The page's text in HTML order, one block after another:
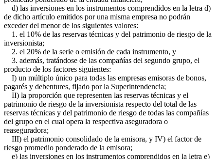
d) las inversiones en los instrumentos comprendidos en la letra d)
de dicho artículo emitidos por una misma empresa no podrán
exceder del menor de los siguientes valores:
1. el 10% de las reservas técnicas y del patrimonio de riesgo de la
inversionista;
2. el 20% de la serie o emisión de cada instrumento, y
3. además, tratándose de las compañías del segundo grupo, el
producto de los factores siguientes:
I) un múltiplo único para todas las empresas emisoras de bonos,
pagarés y debentures, fijado por la Superintendencia;
II) la proporción que representen las reservas técnicas y el
patrimonio de riesgo de la inversionista respecto del total de las
reservas técnicas y del patrimonio de riesgo de todas las compañías
del grupo en el cual opera la respectiva aseguradora o
reaseguradora;
III) el patrimonio consolidado de la emisora, y IV) el factor de
riesgo promedio ponderado de la emisora;
e) las inversiones en los instrumentos comprendidos en la letra e)